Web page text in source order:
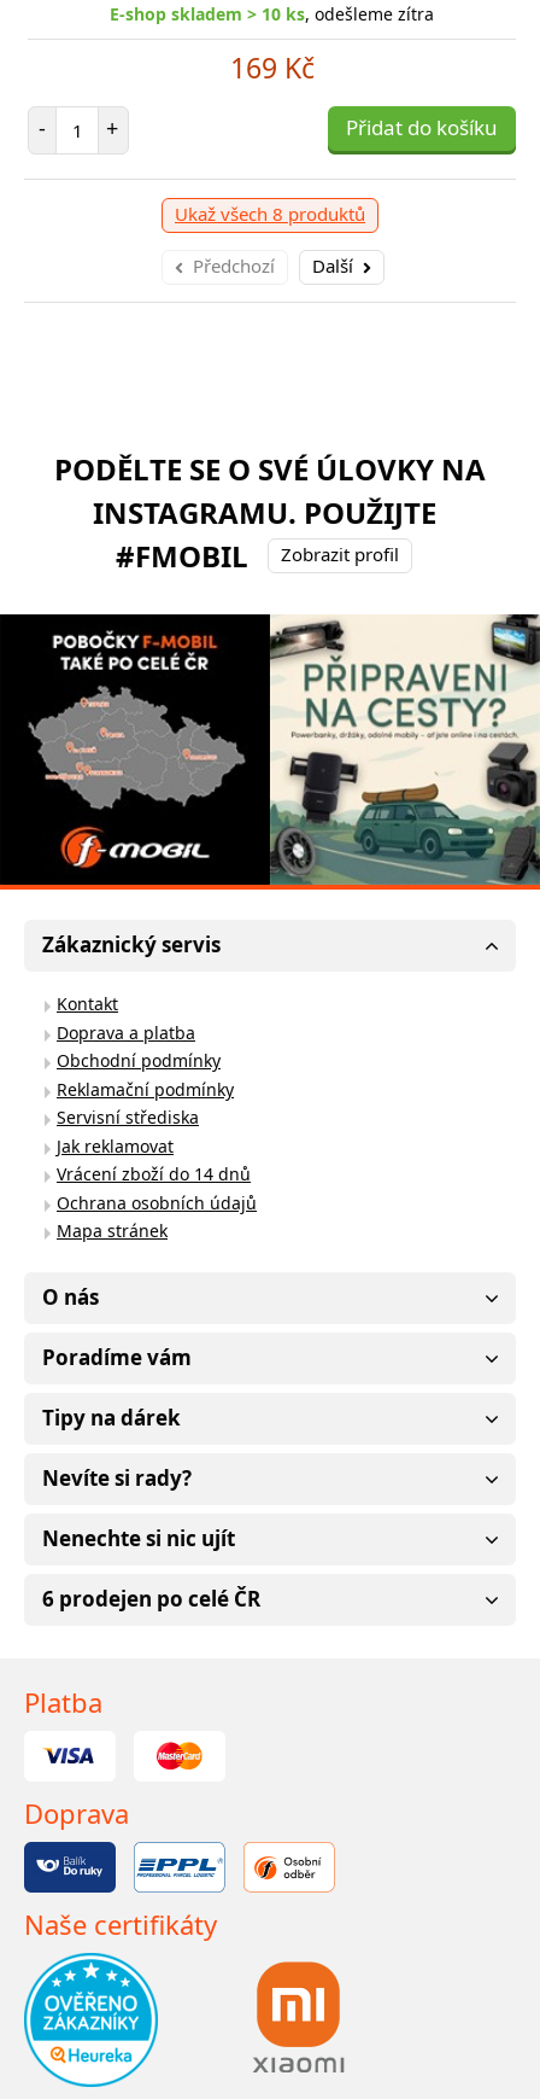
E-shop skladem > 10 ks, odešleme zítra
169 Kč
- Počet položek
+ Přidat do košíku
Ukaž všech 8 produktů
Předchozí Další
PODĚLTE SE O SVÉ ÚLOVKY NA
INSTAGRAMU. POUŽIJTE
#FMOBIL
Zobrazit profil
Zákaznický servis
Kontakt
Doprava a platba
Obchodní podmínky
Reklamační podmínky
Servisní střediska
Jak reklamovat
Vrácení zboží do 14 dnů
Ochrana osobních údajů
Mapa stránek
O nás
Poradíme vám
Tipy na dárek
Nevíte si rady?
Nenechte si nic ujít
6 prodejen po celé ČR
Platba
Doprava
Naše certifikáty